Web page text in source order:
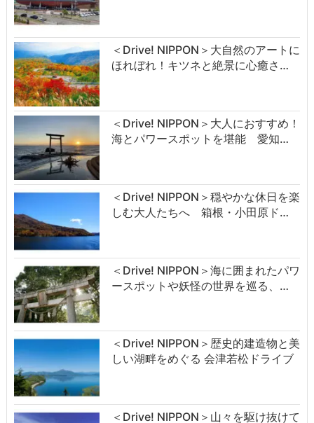
＜Drive! NIPPON＞大自然のアートに
ほれぼれ！キツネと絶景に心癒さ…
＜Drive! NIPPON＞大人におすすめ！
海とパワースポットを堪能 愛知…
＜Drive! NIPPON＞穏やかな休日を楽
しむ大人たちへ 箱根・小田原ド…
＜Drive! NIPPON＞海に囲まれたパワ
ースポットや妖怪の世界を巡る、…
＜Drive! NIPPON＞歴史的建造物と美
しい湖畔をめぐる 会津若松ドライブ
＜Drive! NIPPON＞山々を駆け抜けて